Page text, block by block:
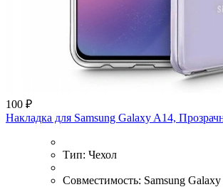
100 ₽
Накладка для Samsung Galaxy A14,
Тип: Чехол
Совместимость: Samsung